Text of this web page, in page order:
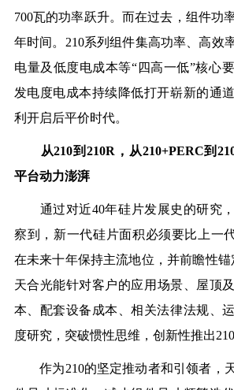
700瓦的功率跃升。而在过去，组件功
年时间。 210系列组件集高功率、高效
电量及低度电成本等“四高一低”核心
发电度电成本持续降低打开崭新的通道
利开启后平价时代。
从210到210R，从210+PERC到2
平台动力澎湃
通过对近40年硅片发展史 的研究，
察到， 新一代硅片面积必须要比上一
在未来十年保持主流地位，并前瞻性锚
天合光能针对客户的应用场景、屋顶
本、配套设备成本、相关法律法规、
度研究 ， 突破惯性思维，创新性推出210
作为210的坚定推动者和引领者，